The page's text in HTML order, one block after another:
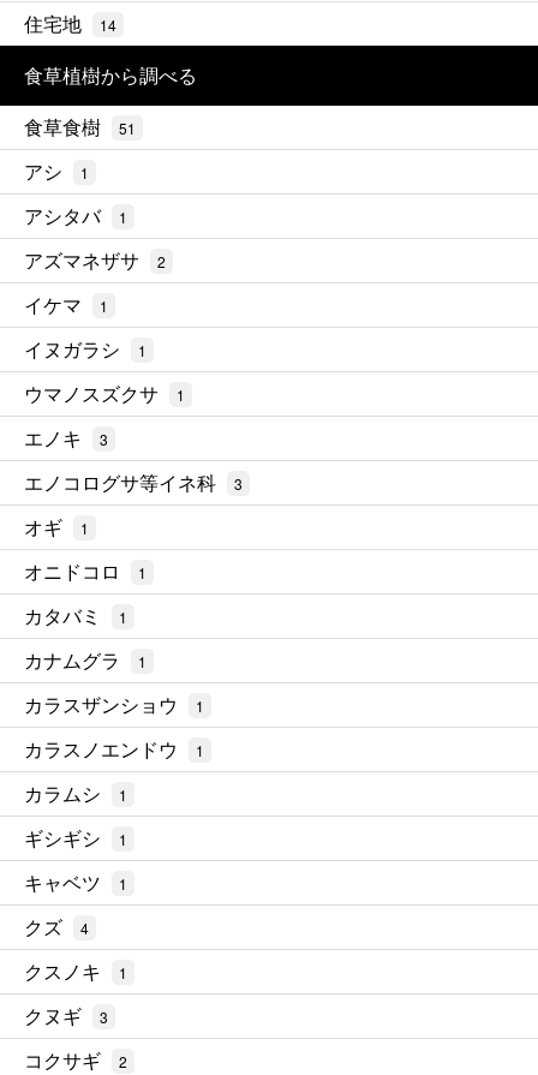
住宅地 14
食草植樹から調べる
食草食樹
51
アシ 1
アシタバ 1
アズマネザサ 2
イケマ 1
イヌガラシ 1
ウマノスズクサ 1
エノキ 3
エノコログサ等イネ科 3
オギ 1
オニドコロ 1
カタバミ 1
カナムグラ 1
カラスザンショウ 1
カラスノエンドウ 1
カラムシ 1
ギシギシ 1
キャベツ 1
クズ 4
クスノキ 1
クヌギ 3
コクサギ 2